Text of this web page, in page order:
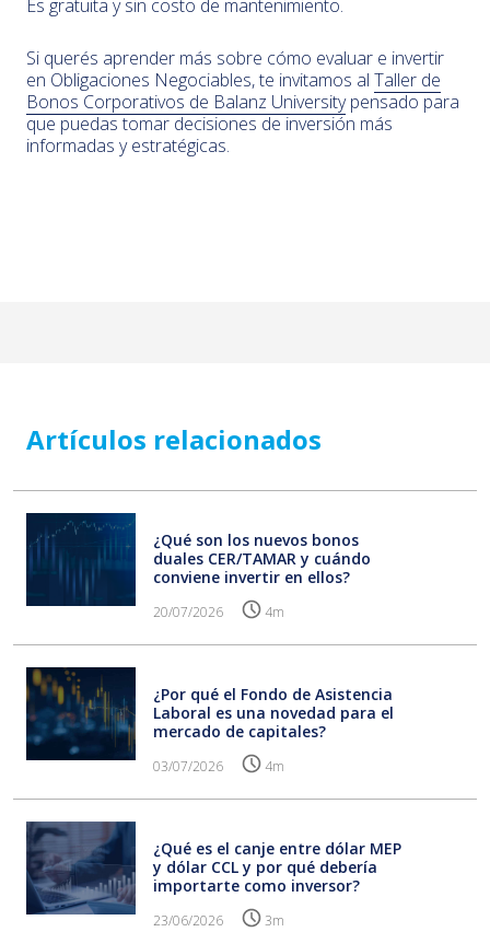
Es gratuita y sin costo de mantenimiento.
Si querés aprender más sobre cómo evaluar e invertir
en Obligaciones Negociables, te invitamos al Taller de
Bonos Corporativos de Balanz Universitypensado para
que puedas tomar decisiones de inversión más
informadas y estratégicas.
Artículos relacionados
¿Qué son los nuevos bonos
duales CER/TAMAR y cuándo
conviene invertir en ellos?
20/07/2026 4m
¿Por qué el Fondo de Asistencia
Laboral es una novedad para el
mercado de capitales?
03/07/2026 4m
¿Qué es el canje entre dólar MEP
y dólar CCL y por qué debería
importarte como inversor?
23/06/2026 3m